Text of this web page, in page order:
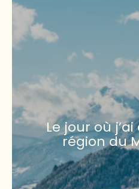
Le jour où
région du